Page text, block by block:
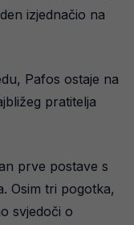
izjednačio na
Pafos ostaje na
pratitelja
prve postave s
Osim tri pogotka,
svjedoči o